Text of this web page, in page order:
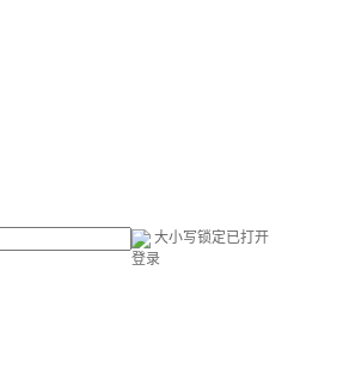
大小写锁定已打开
登录